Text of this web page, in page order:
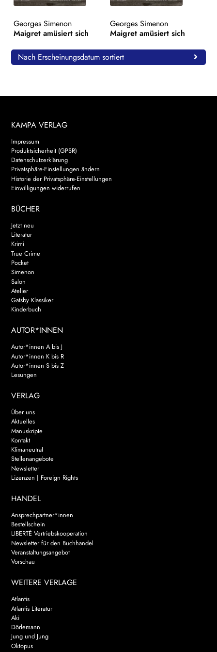
Search:
Georges Simenon
Maigret amüsiert sich
Georges Simenon
Maigret amüsiert sich
Nach Erscheinungsdatum sortiert
KAMPA VERLAG
Impressum
Produktsicherheit (GPSR)
Datenschutzerklärung
Privatsphäre-Einstellungen ändern
Historie der Privatsphäre-Einstellungen
Einwilligungen widerrufen
BÜCHER
Jetzt neu
Literatur
Krimi
True Crime
Pocket
Simenon
Salon
Atelier
Gatsby Klassiker
Kinderbuch
AUTOR*INNEN
Autor*innen A bis J
Autor*innen K bis R
Autor*innen S bis Z
Lesungen
VERLAG
Über uns
Aktuelles
Manuskripte
Kontakt
Klimaneutral
Stellenangebote
Newsletter
Lizenzen | Foreign Rights
HANDEL
Ansprechpartner*innen
Bestellschein
LIBERTÉ Vertriebskooperation
Newsletter für den Buchhandel
Veranstaltungsangebot
Vorschau
WEITERE VERLAGE
Atlantis
Atlantis Literatur
Aki
Dörlemann
Jung und Jung
Oktopus